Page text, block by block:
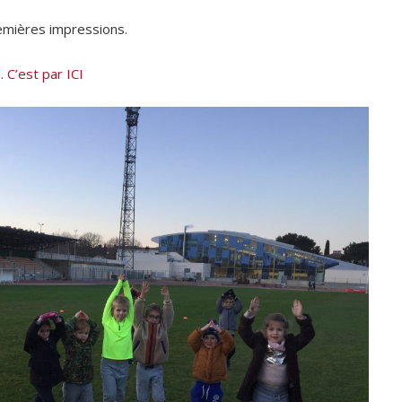
impressions.
C’est par ICI